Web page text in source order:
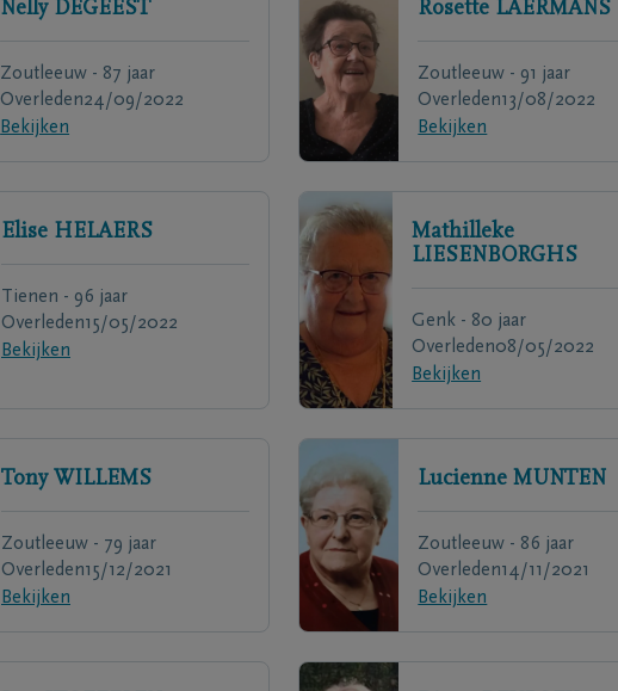
Nelly DEGEEST
Zoutleeuw - 87 jaar
Overleden24/09/2022
Bekijken
Rosette LAERMANS
Zoutleeuw - 91 jaar
Overleden13/08/2022
Bekijken
Elise HELAERS
Tienen - 96 jaar
Overleden15/05/2022
Bekijken
Mathilleke
LIESENBORGHS
Genk - 80 jaar
Overleden08/05/2022
Bekijken
Tony WILLEMS
Zoutleeuw - 79 jaar
Overleden15/12/2021
Bekijken
Lucienne MUNTEN
Zoutleeuw - 86 jaar
Overleden14/11/2021
Bekijken